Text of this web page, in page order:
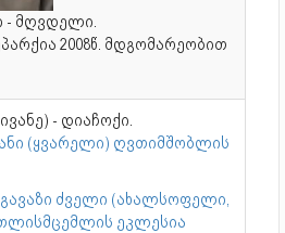
- მღვდელი.
2008წ. მდგომარეობით
- დიაჩოქი.
(ყვარელი) ღვთიმშობლის
გავაზი ძველი (ახალსოფელი,
ეკლესია